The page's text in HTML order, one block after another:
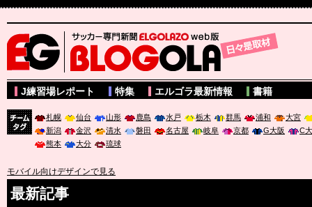
サッカー専門新聞ELGOLAZO web版 BLOGOLA
J練習場レポート 特集 エルゴラ最新情報 書籍
札幌 仙台 山形 鹿島 水戸 栃木 群馬 浦和
大宮
新潟
金沢 清水 磐田 名古屋 岐阜 京都 G大阪
C
熊本
大分 琉球
モバイル向けデザインで見る
最新記事